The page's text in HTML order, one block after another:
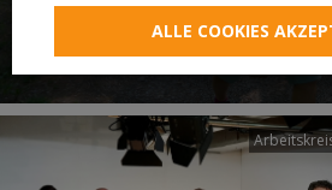
Neuer Pilgerweg
Laudato si’
ALLE COOKIES